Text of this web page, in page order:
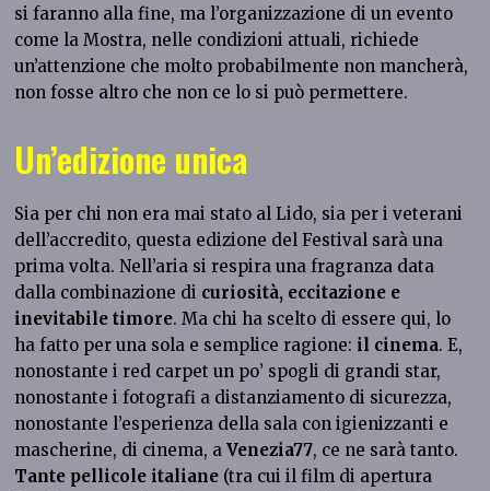
si faranno alla fine, ma l’organizzazione di un evento
come la Mostra, nelle condizioni attuali, richiede
un’attenzione che molto probabilmente non mancherà,
non fosse altro che non ce lo si può permettere.
Un’edizione unica
Sia per chi non era mai stato al Lido, sia per i veterani
dell’accredito, questa edizione del Festival sarà una
prima volta. Nell’aria si respira una fragranza data
dalla combinazione di curiosità, eccitazione e
inevitabile timore. Ma chi ha scelto di essere qui, lo
ha fatto per una sola e semplice ragione: il cinema. E,
nonostante i red carpet un po’ spogli di grandi star,
nonostante i fotografi a distanziamento di sicurezza,
nonostante l’esperienza della sala con igienizzanti e
mascherine, di cinema, aVenezia77, ce ne sarà tanto.
Tante pellicole italiane (tra cui il film di apertura